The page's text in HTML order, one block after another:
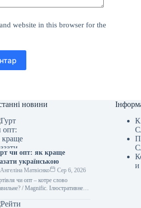
website in this browser for the
новини
чи опт: як краще
українською
Ангеліна Матвієнко
Сер 6, 2026
чи опт – котре слово
/ Magnific. Ілюстративне
пропонує нам два…
и